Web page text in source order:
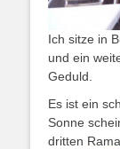
Ich sitze in
und ein
Geduld.
Es ist ein
Sonne
dritten